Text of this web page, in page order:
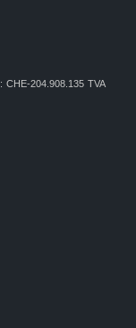
CHE-204.908.135 TVA